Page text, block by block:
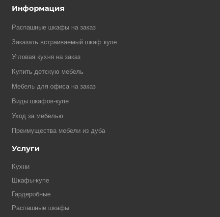
Информация
Распашные шкафы на заказ
Заказать встраиваемый шкаф купе
Угловая кухня на заказ
Купить детскую мебель
Мебель для офиса на заказ
Виды шкафов-купе
Уход за мебелью
Преимущества мебели из дуба
Услуги
Кухни
Шкафы-купе
Гардеробные
Распашные шкафы